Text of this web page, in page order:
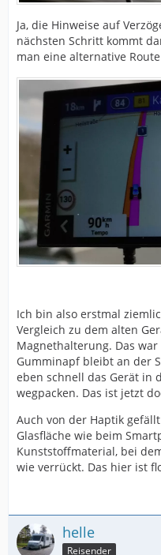
Ja, die Hinweise auf
nächsten Schritt kommt
man eine alternative
Ich bin also erstmal
Vergleich zu dem alten
Magnethalterung. Das
Gumminapf bleibt an der
eben schnell das Gerät in
wegpacken. Das ist jetzt
Auch von der Haptik
Glasfläche wie beim
Kunststoffmaterial, bei
wie verrückt. Das hier ist
helle
Reisender